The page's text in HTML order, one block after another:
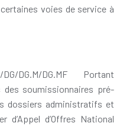
voies de service à
DG/DG.M/DG.MF Portant
soumissionnaires pré-
dossiers administratifs et
d’Offres National